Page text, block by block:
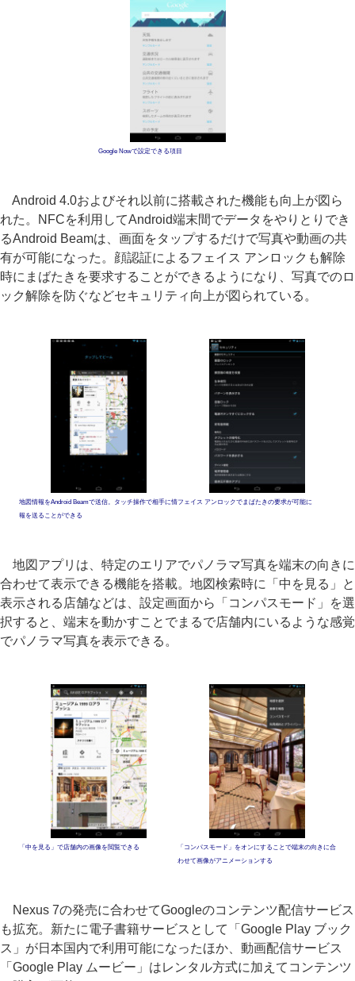
Google Nowで設定できる項目
Android 4.0およびそれ以前に搭載された機能も向上が図ら
れた。NFCを利用してAndroid端末間でデータをやりとりでき
るAndroid Beamは、画面をタップするだけで写真や動画の共
有が可能になった。顔認証によるフェイス アンロックも解除
時にまばたきを要求することができるようになり、写真でのロ
ック解除を防ぐなどセキュリティ向上が図られている。
地図情報をAndroid Beamで送信。タッチ操作で相手に情
報を送ることができる
フェイス アンロックでまばたきの要求が可能に
地図アプリは、特定のエリアでパノラマ写真を端末の向きに
合わせて表示できる機能を搭載。地図検索時に「中を見る」と
表示される店舗などは、設定画面から「コンパスモード」を選
択すると、端末を動かすことでまるで店舗内にいるような感覚
でパノラマ写真を表示できる。
「中を見る」で店舗内の画像を閲覧できる
「コンパスモード」をオンにすることで端末の向きに合
わせて画像がアニメーションする
Nexus 7の発売に合わせてGoogleのコンテンツ配信サービス
も拡充。新たに電子書籍サービスとして「Google Play ブック
ス」が日本国内で利用可能になったほか、動画配信サービス
「Google Play ムービー」はレンタル方式に加えてコンテンツ